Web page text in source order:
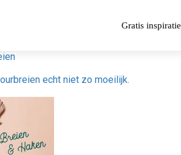
Gratis inspiratie
echt niet zo moeilijk.